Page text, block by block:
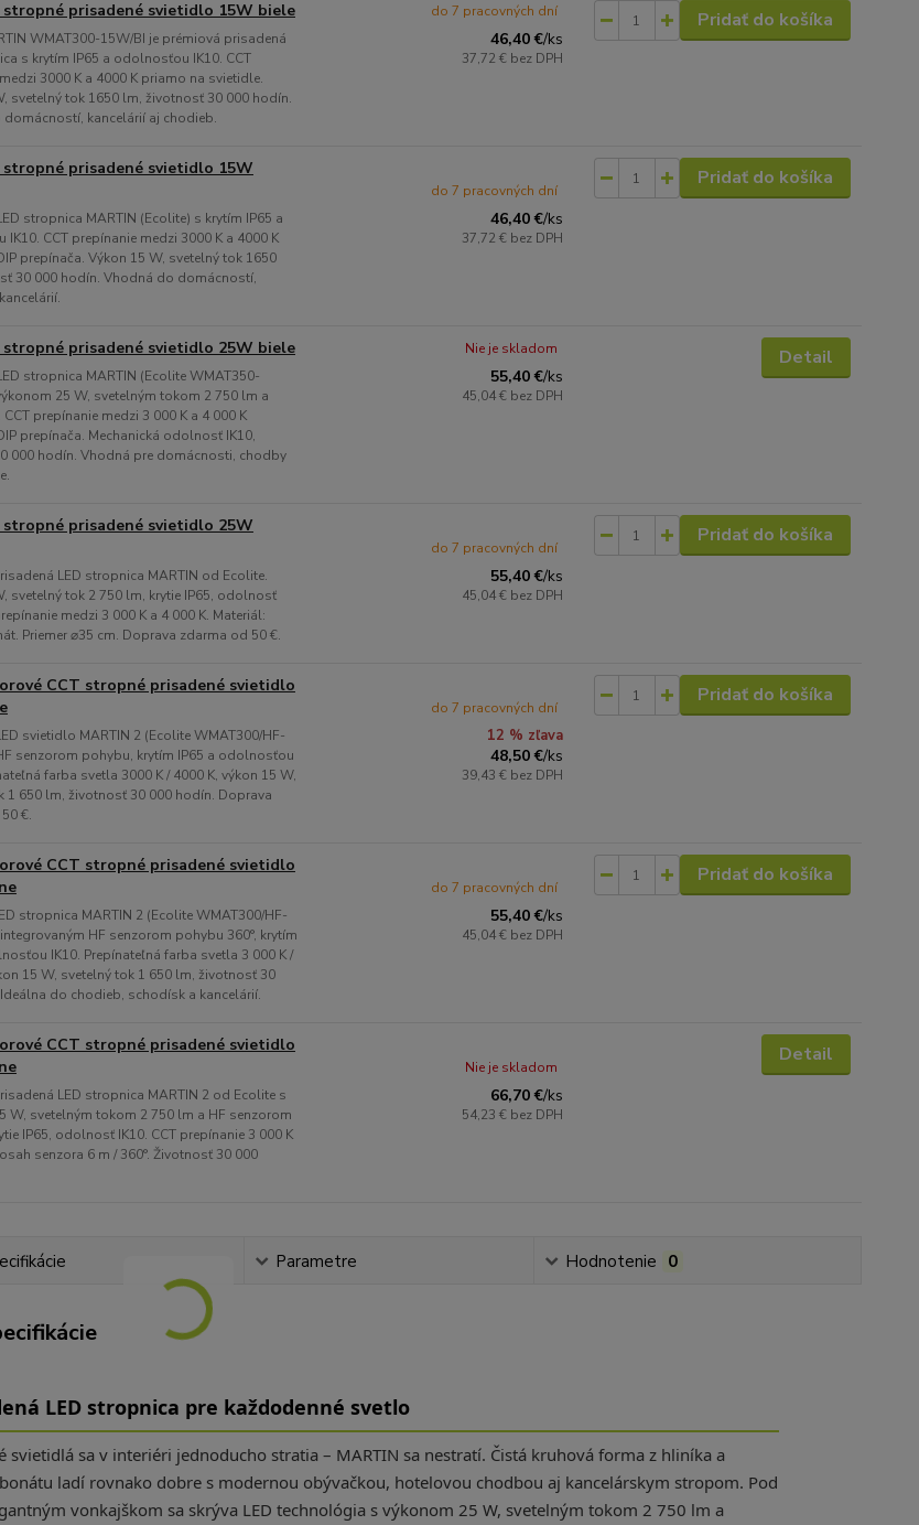
stropné prisadené svietidlo 15W biele
WMAT300-15W/BI je prémiová prisadená
s krytím IP65 a odolnosťou IK10. CCT
3000 K a 4000 K priamo na svietidle.
svetelný tok 1650 lm, životnosť 30 000 hodín.
kancelárií aj chodieb.
46,40 €/ks
37,72 € bez DPH
do 7 pracovných dní Pridať do košíka
stropné prisadené svietidlo 15W
stropnica MARTIN (Ecolite) s krytím IP65 a
CCT prepínanie medzi 3000 K a 4000 K
prepínača. Výkon 15 W, svetelný tok 1650
30 000 hodín. Vhodná do domácností,
46,40 €/ks
37,72 € bez DPH
do 7 pracovných dní
Pridať do košíka
stropné prisadené svietidlo 25W biele
stropnica MARTIN (Ecolite WMAT350-
25 W, svetelným tokom 2 750 lm a
CCT prepínanie medzi 3 000 K a 4 000 K
prepínača. Mechanická odolnosť IK10,
000 hodín. Vhodná pre domácnosti, chodby
55,40 €/ks
45,04 € bez DPH
Nie je skladom Detail
stropné prisadené svietidlo 25W
LED stropnica MARTIN od Ecolite.
svetelný tok 2 750 lm, krytie IP65, odolnosť
medzi 3 000 K a 4 000 K. Materiál:
Priemer ⌀35 cm. Doprava zdarma od 50 €.
55,40 €/ks
45,04 € bez DPH
do 7 pracovných dní
Pridať do košíka
CCT stropné prisadené svietidlo
svietidlo MARTIN 2 (Ecolite WMAT300/HF-
senzorom pohybu, krytím IP65 a odolnosťou
farba svetla 3000 K / 4000 K, výkon 15 W,
1 650 lm, životnosť 30 000 hodín. Doprava
€.
12 % zľava
48,50 €/ks
39,43 € bez DPH
do 7 pracovných dní
Pridať do košíka
CCT stropné prisadené svietidlo
stropnica MARTIN 2 (Ecolite WMAT300/HF-
HF senzorom pohybu 360°, krytím
IK10. Prepínateľná farba svetla 3 000 K /
15 W, svetelný tok 1 650 lm, životnosť 30
do chodieb, schodísk a kancelárií.
55,40 €/ks
45,04 € bez DPH
do 7 pracovných dní
Pridať do košíka
CCT stropné prisadené svietidlo
LED stropnica MARTIN 2 od Ecolite s
W, svetelným tokom 2 750 lm a HF senzorom
IP65, odolnosť IK10. CCT prepínanie 3 000 K
senzora 6 m / 360°. Životnosť 30 000
66,70 €/ks
54,23 € bez DPH
Nie je skladom
Detail
Parametre Hodnotenie 0
LED stropnica pre každodenné svetlo
svietidlá sa v interiéri jednoducho stratia – MARTIN sa nestratí. Čistá kruhová forma z hliníka a
ladí rovnako dobre s modernou obývačkou, hotelovou chodbou aj kancelárskym stropom. Pod
vonkajškom sa skrýva LED technológia s výkonom 25 W, svetelným tokom 2 750 lm a